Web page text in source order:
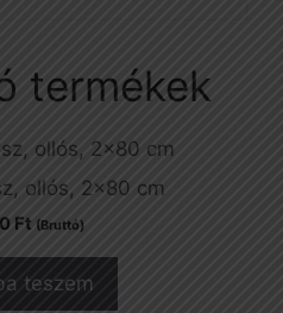
termékek
ollós, 2×80 cm
Ft (Bruttó)
teszem